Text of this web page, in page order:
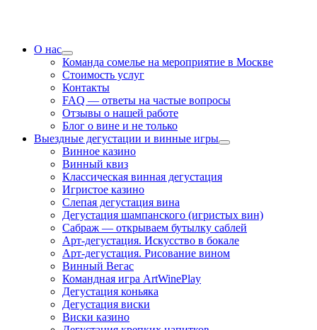
О нас
Команда сомелье на мероприятие в Москве
Стоимость услуг
Контакты
FAQ — ответы на частые вопросы
Отзывы о нашей работе
Блог о вине и не только
Выездные дегустации и винные игры
Винное казино
Винный квиз
Классическая винная дегустация
Игристое казино
Слепая дегустация вина
Дегустация шампанского (игристых вин)
Сабраж — открываем бутылку саблей
Арт-дегустация. Искусство в бокале
Арт-дегустация. Рисование вином
Винный Вегас
Командная игра ArtWinePlay
Дегустация коньяка
Дегустация виски
Виски казино